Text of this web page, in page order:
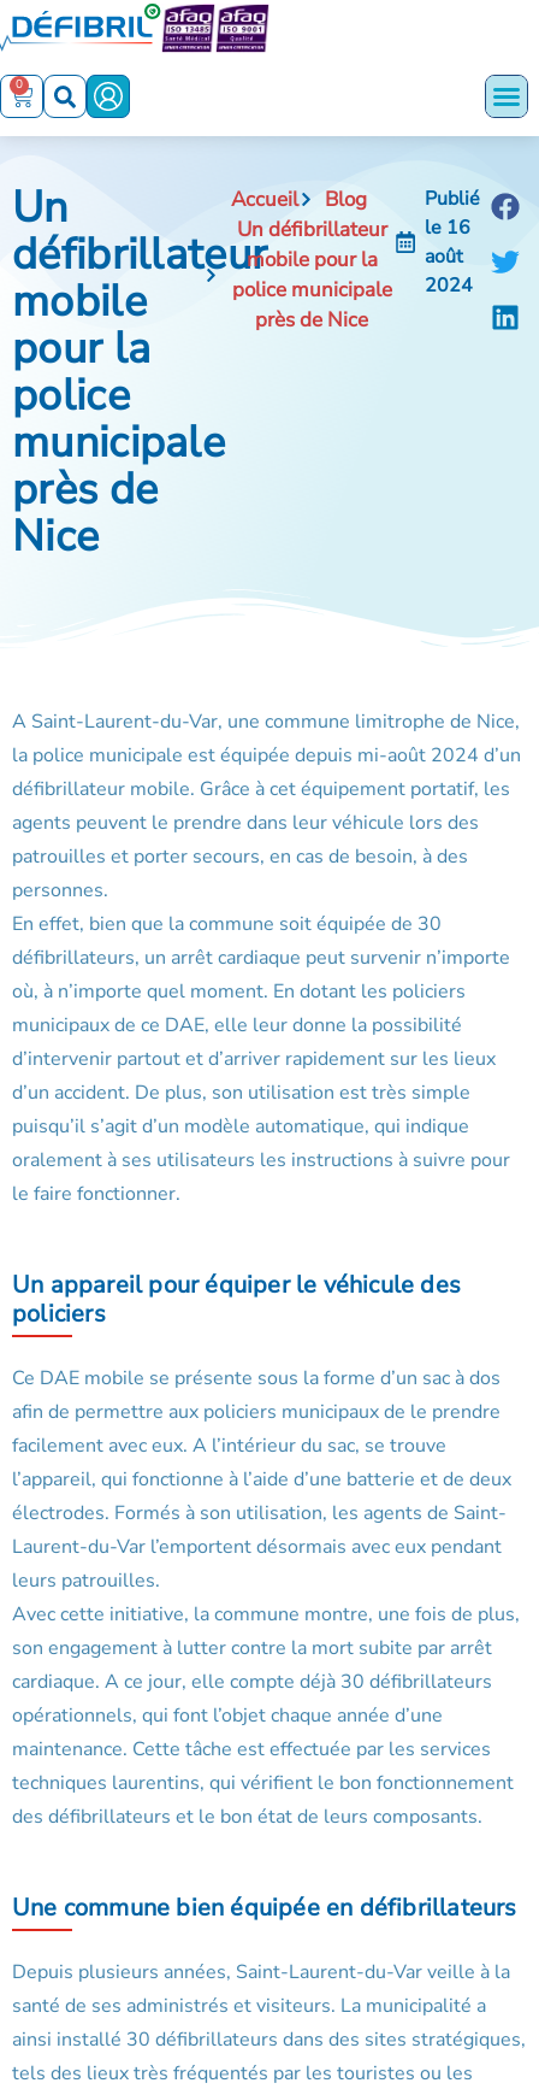
0
Un
défibrillateur
mobile
pour la
police
municipale
près de
Nice
Accueil
Blog
Un défibrillateur
mobile pour la
police municipale
près de Nice
Publié
le 16
août
2024
A Saint-Laurent-du-Var, une commune limitrophe de Nice,
la police municipale est équipée depuis mi-août 2024 d’un
défibrillateur mobile. Grâce à cet équipement portatif, les
agents peuvent le prendre dans leur véhicule lors des
patrouilles et porter secours, en cas de besoin, à des
personnes.
En effet, bien que la commune soit équipée de 30
défibrillateurs, un arrêt cardiaque peut survenir n’importe
où, à n’importe quel moment. En dotant les policiers
municipaux de ce DAE, elle leur donne la possibilité
d’intervenir partout et d’arriver rapidement sur les lieux
d’un accident. De plus, son utilisation est très simple
puisqu’il s’agit d’un modèle automatique, qui indique
oralement à ses utilisateurs les instructions à suivre pour
le faire fonctionner.
Un appareil pour équiper le véhicule des
policiers
Ce DAE mobile se présente sous la forme d’un sac à dos
afin de permettre aux policiers municipaux de le prendre
facilement avec eux. A l’intérieur du sac, se trouve
l’appareil, qui fonctionne à l’aide d’une batterie et de deux
électrodes. Formés à son utilisation, les agents de Saint-
Laurent-du-Var l’emportent désormais avec eux pendant
leurs patrouilles.
Avec cette initiative, la commune montre, une fois de plus,
son engagement à lutter contre la mort subite par arrêt
cardiaque. A ce jour, elle compte déjà 30 défibrillateurs
opérationnels, qui font l’objet chaque année d’une
maintenance. Cette tâche est effectuée par les services
techniques laurentins, qui vérifient le bon fonctionnement
des défibrillateurs et le bon état de leurs composants.
Une commune bien équipée en défibrillateurs
Depuis plusieurs années, Saint-Laurent-du-Var veille à la
santé de ses administrés et visiteurs. La municipalité a
ainsi installé 30 défibrillateurs dans des sites stratégiques,
tels des lieux très fréquentés par les touristes ou les